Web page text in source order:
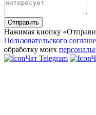
Отправить
Нажимая кнопку
Пользовательского
обработку моих
Чат Telegram